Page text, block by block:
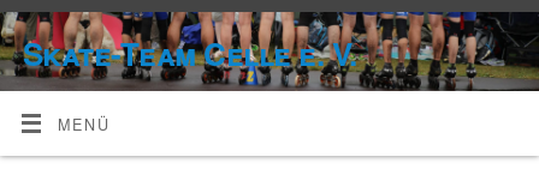
Skate-Team Celle e. V.
MENÜ